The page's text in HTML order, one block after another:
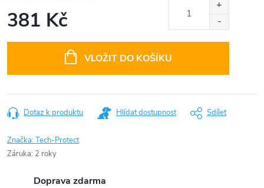
381 Kč
VLOŽIT DO KOŠÍKU
Dotaz k produktu Hlídat dostupnost Sdílet
Značka:Tech-Protect
Záruka: 2 roky
Doprava zdarma